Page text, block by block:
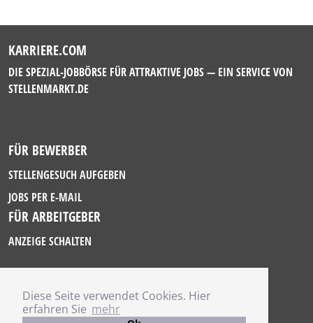
Diese Seite verwendet Cookies. Hier
erfahren Sie mehr
KARRIERE.COM
DIE SPEZIAL-JOBBÖRSE FÜR ATTRAKTIVE JOBS — EIN SERVICE VON
STELLENMARKT.DE
FÜR BEWERBER
STELLENGESUCH AUFGEBEN
JOBS PER E-MAIL
FÜR ARBEITGEBER
ANZEIGE SCHALTEN
IMPRESSUM
DATENSCHUTZ